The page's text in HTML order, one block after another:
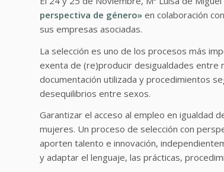
perspectiva de género» en colaboración con
sus empresas asociadas.
La selección es uno de los procesos más
exenta de (re)producir desigualdades entre
documentación utilizada y procedimientos
desequilibrios entre sexos.
Garantizar el acceso al empleo en igualdad
mujeres. Un proceso de selección con
aporten talento e innovación,
y adaptar el lenguaje, las prácticas,